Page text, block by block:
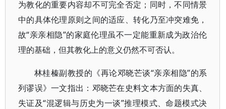
为教化的重要内容却不可完全否定；同时，不同情景
中的具体伦理原则之间的适应、转化乃至冲突难免，
故“亲亲相隐”的家庭伦理虽不一定能重新成为政治伦
理的基础，但其教化上的意义仍然不可否认。
林桂榛副教授的《再论邓晓芒谈“亲亲相隐”的系
列谬误》一文指出：邓晓芒在史料文本方面的失真、
失证及“混逻辑与历史为一谈”推理模式、命题模式决